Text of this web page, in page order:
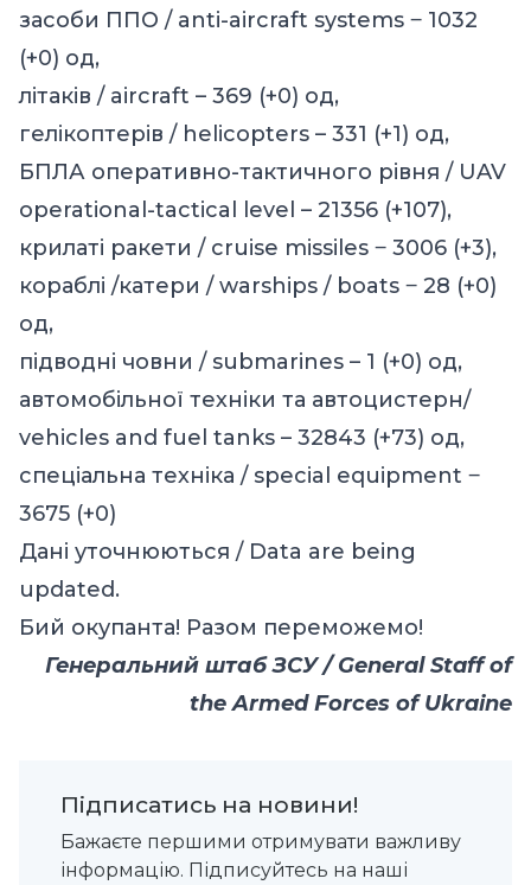
засоби ППО / anti-aircraft systems ‒ 1032
(+0) од,
літаків / aircraft – 369 (+0) од,
гелікоптерів / helicopters – 331 (+1) од,
БПЛА оперативно-тактичного рівня / UAV
operational-tactical level – 21356 (+107),
крилаті ракети / cruise missiles ‒ 3006 (+3),
кораблі /катери / warships / boats ‒ 28 (+0)
од,
підводні човни / submarines – 1 (+0) од,
автомобільної техніки та автоцистерн/
vehicles and fuel tanks – 32843 (+73) од,
спеціальна техніка / special equipment ‒
3675 (+0)
Дані уточнюються / Data are being
updated.
Бий окупанта! Разом переможемо!
Генеральний штаб ЗСУ / General Staff of
the Armed Forces of Ukraine
Підписатись на новини!
Бажаєте першими отримувати важливу
інформацію. Підписуйтесь на наші